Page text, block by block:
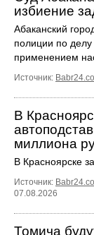
избиение
Абаканский
полиции по
применением
Источник:
В
миллиона
В Красноярске
Источник:
07.08.2026
Томича